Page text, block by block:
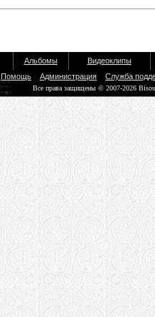
Альбомы
Видеоклипы
Помощь Администрация Служба
Все права защищены © 2007-2026